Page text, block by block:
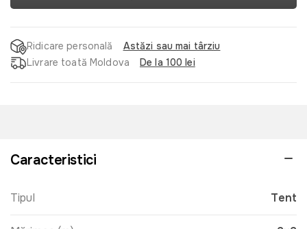
Ridicare personală
Astăzi sau mai târziu
Livrare toată Moldova
De la 100 lei
Caracteristici
Tipul Tent